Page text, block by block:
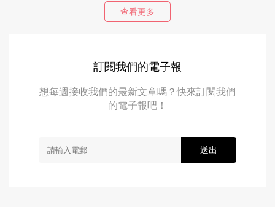
查看更多
訂閱我們的電子報
想每週接收我們的最新文章嗎？快來訂閱我們
的電子報吧！
送出